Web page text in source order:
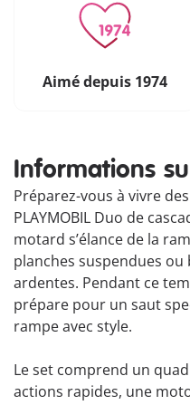
Aimé depuis 1974
Informations
Préparez-vous à vivre
PLAYMOBIL Duo de
motard s’élance de la
planches suspendues
ardentes. Pendant ce
prépare pour un saut
rampe avec style.
Le set comprend un
actions rapides, une